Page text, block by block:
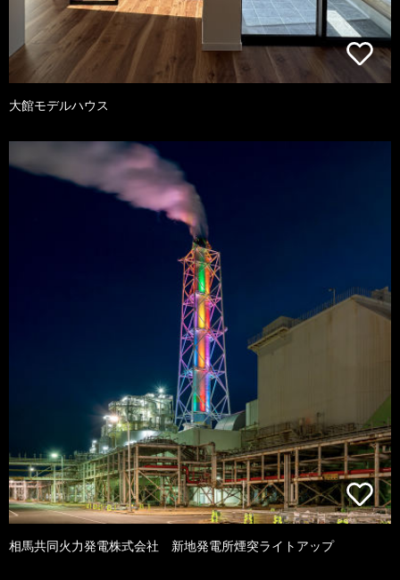
大館モデルハウス
相馬共同火力発電株式会社 新地発電所煙突ライトアップ